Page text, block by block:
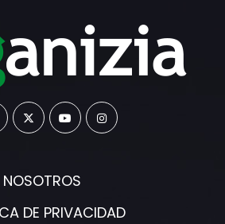
NOSOTROS
DE PRIVACIDAD